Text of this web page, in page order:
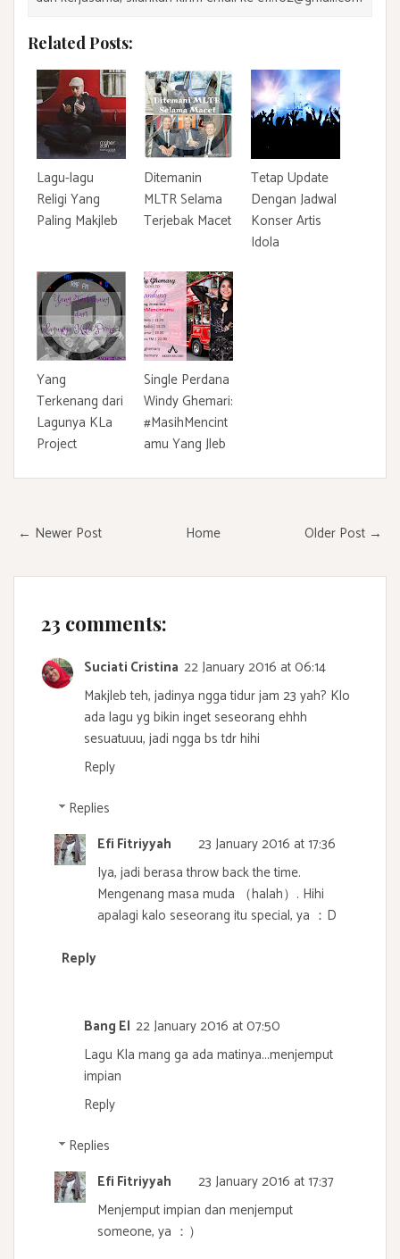
Related Posts:
Lagu-lagu
Religi Yang
Paling Makjleb
Ditemanin
MLTR Selama
Terjebak Macet
Tetap Update
Dengan Jadwal
Konser Artis
Idola
Yang
Terkenang dari
Lagunya KLa
Project
Single Perdana
Windy Ghemari:
#MasihMencint
amu Yang Jleb
← Newer Post Older Post →
Home
23 comments:
Suciati Cristina 22 January 2016 at 06:14
Makjleb teh, jadinya ngga tidur jam 23 yah? Klo
ada lagu yg bikin inget seseorang ehhh
sesuatuuu, jadi ngga bs tdr hihi
Reply
Replies
Efi Fitriyyah
23 January 2016 at 17:36
Iya, jadi berasa throw back the time.
Mengenang masa muda （halah）. Hihi
apalagi kalo seseorang itu special, ya ：D
Reply
Bang El 22 January 2016 at 07:50
Lagu Kla mang ga ada matinya...menjemput
impian
Reply
Replies
Efi Fitriyyah
23 January 2016 at 17:37
Menjemput impian dan menjemput
someone, ya ：）